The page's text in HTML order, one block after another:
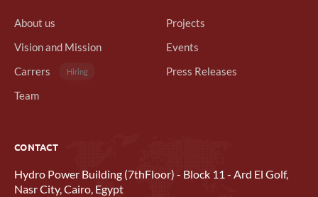
About us
Vision and Mission
Carrers
Hiring
Team
Projects
Events
Press Releases
CONTACT
Hydro Power Building (7thFloor) - Block 11 - Ard El Golf,
Nasr City, Cairo, Egypt